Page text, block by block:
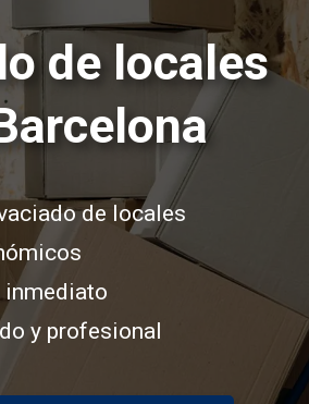
de locales
de locales
inmediato
y profesional